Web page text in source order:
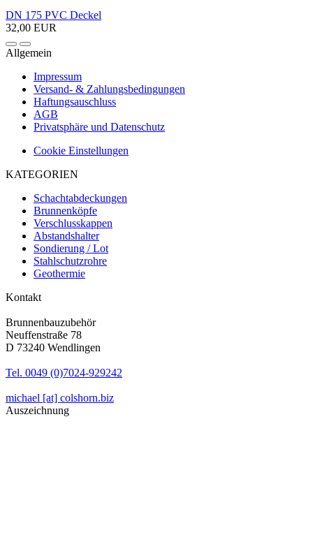
DN 175 PVC Deckel
32,00 EUR
Allgemein
Impressum
Versand- & Zahlungsbedingungen
Haftungsauschluss
AGB
Privatsphäre und Datenschutz
Cookie Einstellungen
KATEGORIEN
Schachtabdeckungen
Brunnenköpfe
Verschlusskappen
Abstandshalter
Sondierung / Lot
Stahlschutzrohre
Geothermie
Kontakt
Brunnenbauzubehör
Neuffenstraße 78
D 73240 Wendlingen
Tel. 0049 (0)7024-929242
michael [at] colshorn.biz
Auszeichnung